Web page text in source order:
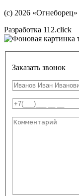
(с) 2026 «Огнеборец»
Разработка 112.click
Заказать звонок